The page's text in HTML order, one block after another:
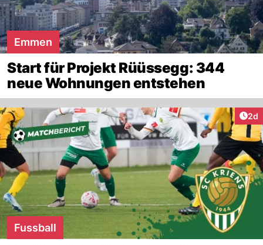
Emmen
Start für Projekt Rüüssegg: 344
neue Wohnungen entstehen
2d
Fussball